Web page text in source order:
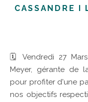
CASSANDRE I
🗓 Vendredi 27 Mars 2026, nous étions avec Corinne
Meyer, gérante de
pour profiter d'une
nos objectifs